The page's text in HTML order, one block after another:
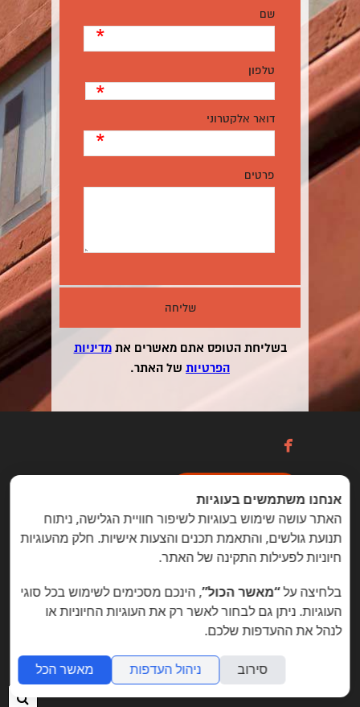
שם
*
טלפון
*
דואר אלקטרוני
*
פרטים
בשליחת הטופס אתם מאשרים אתמדיניות
הפרטיות של האתר.

הזדמנויות מיוחדות ללקוחות folyou
צרו איתנו קשר הצהרת נגישות משרות
מה חדש תמיכה תנאי שימוש
אפיליאייטס אתר דו לשוני חנות וירטואלית
אנחנו משתמשים בעוגיות
האתר עושה שימוש בעוגיות לשיפור חוויית הגלישה, ניתוח
תנועת גולשים, והתאמת תכנים והצעות אישיות. חלק מהעוגיות
חיוניות לפעילות התקינה של האתר.
בלחיצה על“מאשר הכול”, הינכם מסכימים לשימוש בכל סוגי
העוגיות. ניתן גם לבחור לאשר רק את העוגיות החיוניות או
לנהל את ההעדפות שלכם.
סירוב ניהול העדפות מאשר הכל